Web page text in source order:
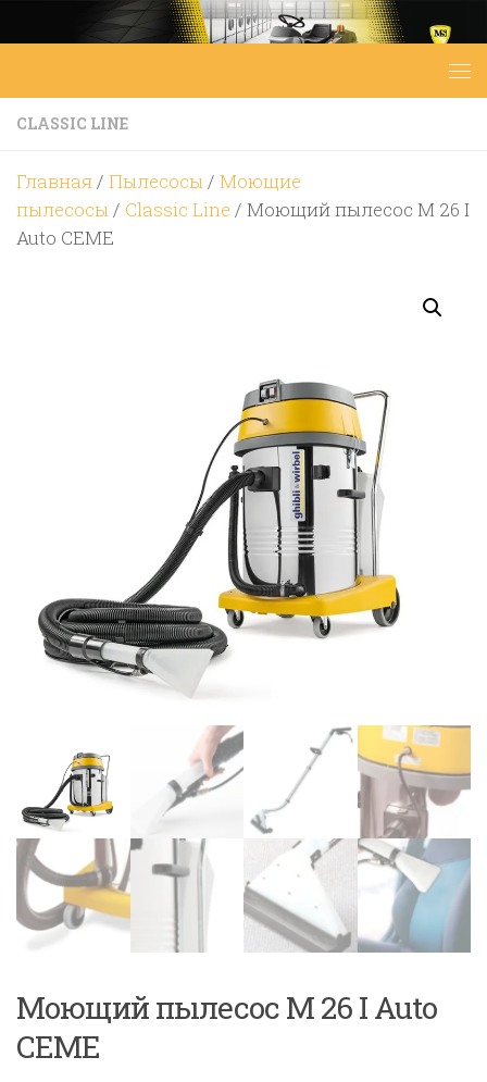
Перейти к содержимому
CLASSIC LINE
Главная/ Пылесосы/ Моющие
пылесосы/ Classic Line / Моющий пылесос M 26 I
Auto CEME
Моющий пылесос M 26 I Auto
CEME